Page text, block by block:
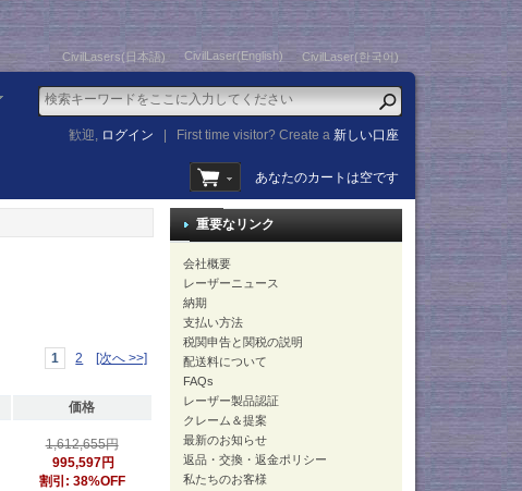
CivilLasers(日本語) CivilLaser(English) CivilLaser(한국어)
歓迎, ログイン First time visitor? Create a新しい口座
あなたのカートは空です
1 2 [次へ >>]
価格
1,612,655円
995,597円
割引: 38%OFF
重要なリンク
会社概要
レーザーニュース
納期
支払い方法
税関申告と関税の説明
配送料について
FAQs
レーザー製品認証
クレーム＆提案
最新のお知らせ
返品・交換・返金ポリシー
私たちのお客様